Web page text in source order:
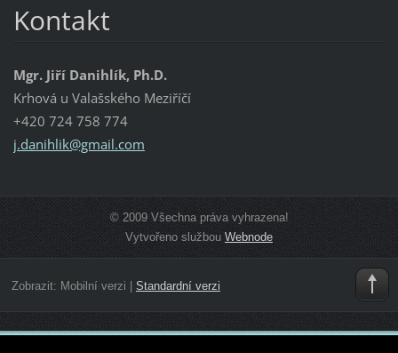
Kontakt
Mgr. Jiří Danihlík, Ph.D.
Krhová u Valašského Meziříčí
+420 724 758 774
j.danihlik@gmail.com
© 2009 Všechna práva vyhrazena!
Vytvořeno službouWebnode
Zobrazit: Mobilní verzi Standardní verzi